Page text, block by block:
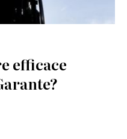
efficace